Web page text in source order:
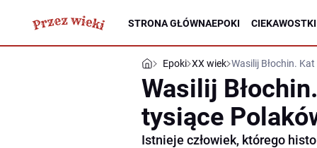
STRONA GŁÓWNAEPOKI
Epoki XX wiek Wasilij Błochin.
Wasilij
tysiące
Istnieje człowiek, którego